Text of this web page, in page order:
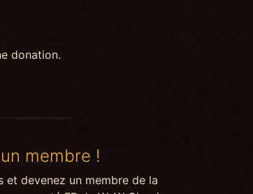
donation.
membre !
et devenez un membre de la